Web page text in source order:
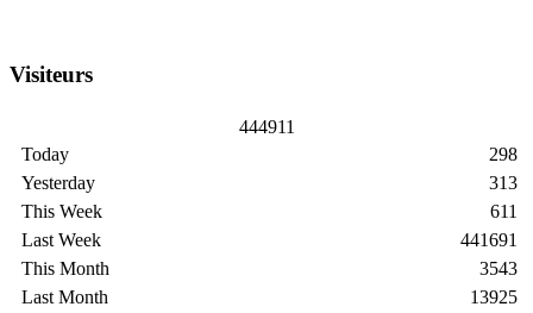
Visiteurs
444911
Today
Yesterday
This Week
Last Week
This Month
Last Month
298
313
611
441691
3543
13925